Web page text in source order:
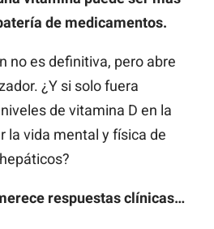
de medicamentos.
no es definitiva, pero abre
¿Y si solo fuera
de vitamina D en la
la vida mental y física de
respuestas clínicas…